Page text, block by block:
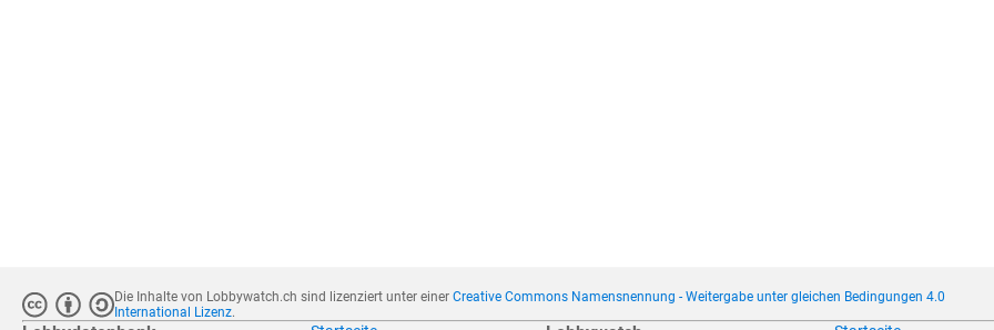
Die Inhalte von Lobbywatch.ch sind lizenziert unter einerCreative Commons Namensnennung - Weitergabe unter gleichen Bedingungen 4.0
International Lizenz.